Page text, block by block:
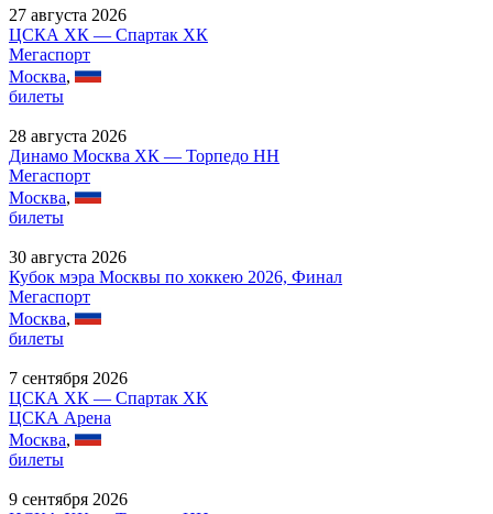
27 августа 2026
ЦСКА ХК — Спартак ХК
Мегаспорт
Москва,
билеты
28 августа 2026
Динамо Москва ХК — Торпедо НН
Мегаспорт
Москва,
билеты
30 августа 2026
Кубок мэра Москвы по хоккею 2026, Финал
Мегаспорт
Москва,
билеты
7 сентября 2026
ЦСКА ХК — Спартак ХК
ЦСКА Арена
Москва,
билеты
9 сентября 2026